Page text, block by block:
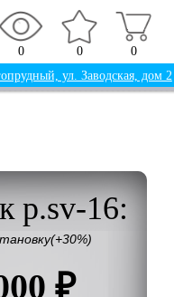
0 0 0
ул. Заводская, дом 2
p.sv-16:
₽